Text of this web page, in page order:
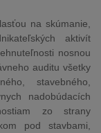
na skúmanie,
aktivít
nosnou
auditu všetky
stavebného,
nadobúdacích
zo strany
pod stavbami,